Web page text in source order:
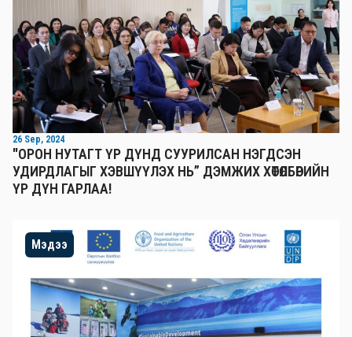
26 Sep, 2024
"ОРОН НУТАГТ ҮР ДҮНД СУУРИЛСАН НЭГДСЭН
УДИРДЛАГЫГ ХЭВШҮҮЛЭХ НЬ” ДЭМЖИХ ХӨТӨЛБӨРИЙН
ҮР ДҮН ГАРЛАА!
Мэдээ